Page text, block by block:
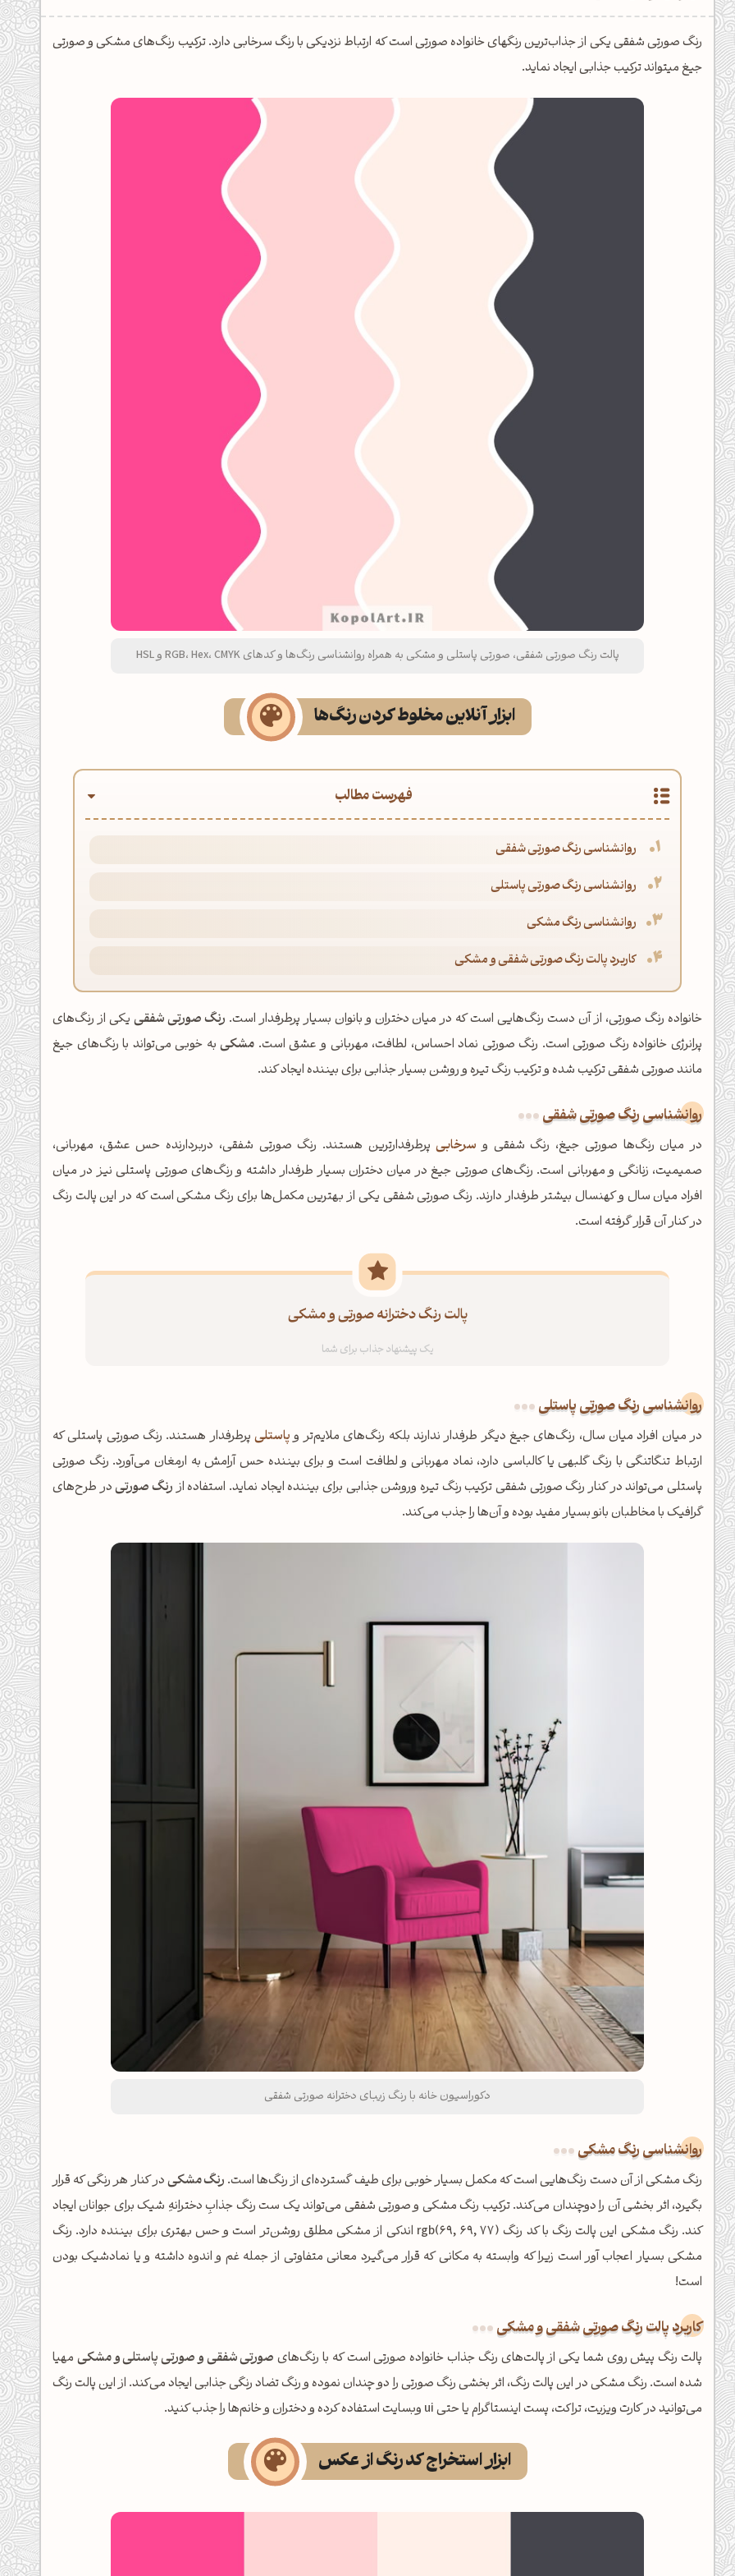
کدهای رنگ
یافتن رنگ مکمل
مشاهده تمام ابزارها
رنگ صورتی شفقی یکی از جذاب‌ترین رنگهای خانواده صورتی است که ارتباط نزدیکی با رنگ سرخابی دارد. ترکیب رنگ‌های مشکی و صورتی
جیغ میتواند ترکیب جذابی ایجاد نماید.
پالت رنگ صورتی شفقی، صورتی پاستلی و مشکی به همراه روانشناسی رنگ‌ها و کدهای RGB، Hex، CMYK و HSL
ابزار آنلاین مخلوط کردن رنگ‌ها
فهرست مطالب
روانشناسی رنگ صورتی شفقی
روانشناسی رنگ صورتی پاستلی
روانشناسی رنگ مشکی
کاربرد پالت رنگ صورتی شفقی و مشکی
خانواده رنگ صورتی، از آن دست رنگ‌هایی است که در میان دختران و بانوان بسیار پرطرفدار است. رنگ صورتی شفقییكی از رنگ‌های
پرانرژی خانواده رنگ صورتی است. رنگ صورتی نماد احساس، لطافت، مهربانی و عشق است. مشکیبه خوبی می‌تواند با رنگ‌های جیغ
مانند صورتی شفقی ترکیب شده و ترکیب رنگ تیره و روشن بسیار جذابی برای بیننده ایجاد کند.
روانشناسی رنگ صورتی شفقی
در میان رنگ‌ها صورتی جیغ، رنگ شفقی و سرخابیپرطرفدارترین هستند. رنگ صورتی شفقی، دربردارنده حس عشق، مهربانی،
صمیمیت، زنانگی و مهربانی است. رنگ‌های صورتی جیغ در میان دختران بسیار طرفدار داشته و رنگ‌های صورتی پاستلی نیز در میان
افراد میان سال و كهنسال بیشتر طرفدار دارند. رنگ صورتی شفقی یكی از بهترین مكمل‌ها برای رنگ مشكی است كه در این پالت رنگ
در كنار آن قرار گرفته است.
پالت رنگ دخترانه صورتی و مشكی
روانشناسی رنگ صورتی پاستلی
در میان افراد میان سال، رنگ‌های جیغ دیگر طرفدار ندارند بلکه رنگ‌های ملایم‌تر وپاستلیپرطرفدار هستند. رنگ صورتی پاستلی که
ارتباط تنگاتنگی با رنگ گلبهی یا کالباسی دارد، نماد مهربانی و لطافت است و برای بیننده حس آرامش به ارمغان می‌آورد. رنگ صورتی
پاستلی می‌تواند در کنار رنگ صورتی شفقی ترکیب رنگ تیره وروشن جذابی برای بیننده ایجاد نماید. استفاده ازرنگ صورتیدر طرح‌های
گرافیک با مخاطبان بانو بسیار مفید بوده و آن‌ها را جذب می‌کند.
دکوراسیون خانه با رنگ زیبای دخترانه صورتی شفقی
روانشناسی رنگ مشکی
رنگ مشکی از آن دست رنگ‌هایی است که مکمل بسیار خوبی برای طیف گسترده‌ای از رنگ‌ها است.رنگ مشکیدر کنار هر رنگی که قرار
بگیرد، اثر بخشی آن را دوچندان می‌کند. ترکیب رنگ مشکی و صورتی شفقی می‌تواند یک ست رنگ جذابِ دخترانهِ شیک برای جوانان ایجاد
کند. رنگ مشکی این پالت رنگ با کد رنگ rgb(69, 69, 77) اندکی از مشکی مطلق روشن‌تر است و حس بهتری برای بیننده دارد. رنگ
مشکی بسیار اعجاب آور است زیرا که وابسته به مکانی که قرار می‌گیرد معانی متفاوتی از جمله غم و اندوه داشته و یا نمادشیک بودن
است!
کاربرد پالت رنگ صورتی شفقی و مشکی
پالت رنگ پیش روی شما یکی از پالت‌های رنگ جذاب خانواده صورتی است که با رنگ‌هایصورتی شفقی و صورتی پاستلی و مشکیمهیا
شده است. رنگ مشکی در این پالت رنگ، اثر بخشی رنگ صورتی را دو چندان نموده و رنگ تضاد رنگی جذابی ایجاد می‌کند. از این پالت رنگ
می‌توانید در کارت ویزیت، تراکت، پست اینستاگرام یا حتی ui وبسایت استفاده کرده و دختران و خانم‌ها را جذب کنید.
ابزار استخراج کد رنگ از عکس
کپل‌آرت رو دنبال کن!
کانال تلگرام
اینستاگرام
کانال ایــتا
کانال بلـــه